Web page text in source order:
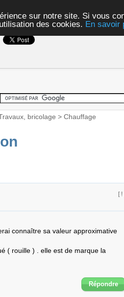
sur notre site. Si vous
des cookies. En savoir
bricolage > Chauffage
[ !
connaître sa valeur approximative
( rouille ) . elle est de marque la
Répondre